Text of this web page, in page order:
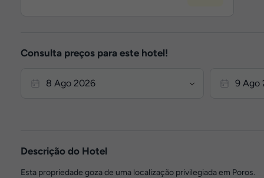
Consulta preços para este hotel!
Descrição do Hotel
Esta propriedade goza de uma localização privilegiada em Poros.